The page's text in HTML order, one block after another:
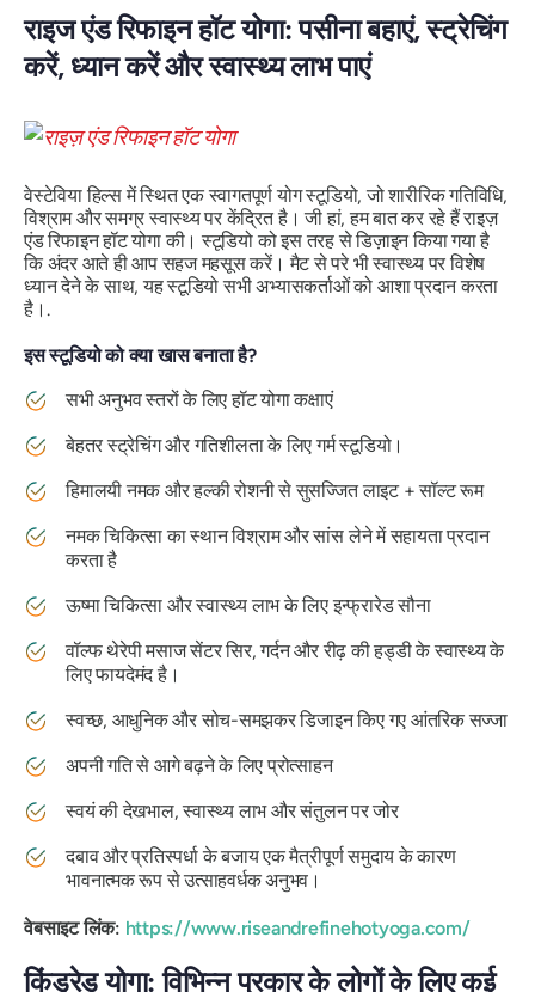
राइज एंड रिफाइन हॉट योगा: पसीना बहाएं, स्ट्रेचिंग
करें, ध्यान करें और स्वास्थ्य लाभ पाएं
वेस्टेविया हिल्स में स्थित एक स्वागतपूर्ण योग स्टूडियो, जो शारीरिक गतिविधि,
विश्राम और समग्र स्वास्थ्य पर केंद्रित है। जी हां, हम बात कर रहे हैं राइज़
एंड रिफाइन हॉट योगा की। स्टूडियो को इस तरह से डिज़ाइन किया गया है
कि अंदर आते ही आप सहज महसूस करें। मैट से परे भी स्वास्थ्य पर विशेष
ध्यान देने के साथ, यह स्टूडियो सभी अभ्यासकर्ताओं को आशा प्रदान करता
है।.
इस स्टूडियो को क्या खास बनाता है?
सभी अनुभव स्तरों के लिए हॉट योगा कक्षाएं
बेहतर स्ट्रेचिंग और गतिशीलता के लिए गर्म स्टूडियो।
हिमालयी नमक और हल्की रोशनी से सुसज्जित लाइट + सॉल्ट रूम
नमक चिकित्सा का स्थान विश्राम और सांस लेने में सहायता प्रदान
करता है
ऊष्मा चिकित्सा और स्वास्थ्य लाभ के लिए इन्फ्रारेड सौना
वॉल्फ थेरेपी मसाज सेंटर सिर, गर्दन और रीढ़ की हड्डी के स्वास्थ्य के
लिए फायदेमंद है।
स्वच्छ, आधुनिक और सोच-समझकर डिजाइन किए गए आंतरिक सज्जा
अपनी गति से आगे बढ़ने के लिए प्रोत्साहन
स्वयं की देखभाल, स्वास्थ्य लाभ और संतुलन पर जोर
दबाव और प्रतिस्पर्धा के बजाय एक मैत्रीपूर्ण समुदाय के कारण
भावनात्मक रूप से उत्साहवर्धक अनुभव।
वेबसाइट लिंक: https://www.riseandrefinehotyoga.com/
किंड्रेड योगा: विभिन्न प्रकार के लोगों के लिए कई